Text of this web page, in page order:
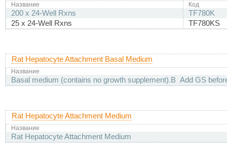
Название Код
200 x 24-Well Rxns
TF780K
25 x 24-Well Rxns
TF780KS
Rat Hepatocyte Attachment Basal Medium
Название
Basal medium (contains no growth supplement).В Add GS
Rat Hepatocyte Attachment Medium
Название
Rat Hepatocyte Attachment Medium